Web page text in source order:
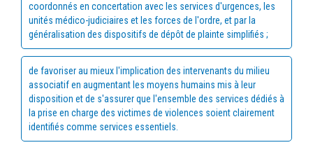
coordonnés en concertation avec les services d'urgences, les
unités médico-judiciaires et les forces de l'ordre, et par la
généralisation des dispositifs de dépôt de plainte simplifiés ;
de favoriser au mieux l'implication des intervenants du milieu
associatif en augmentant les moyens humains mis à leur
disposition et de s'assurer que l'ensemble des services dédiés à
la prise en charge des victimes de violences soient clairement
identifiés comme services essentiels.